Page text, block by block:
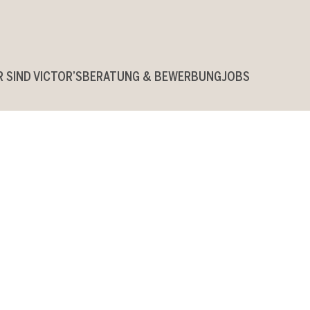
SIND VICTOR’SBERATUNG & BEWERBUNGJOBS